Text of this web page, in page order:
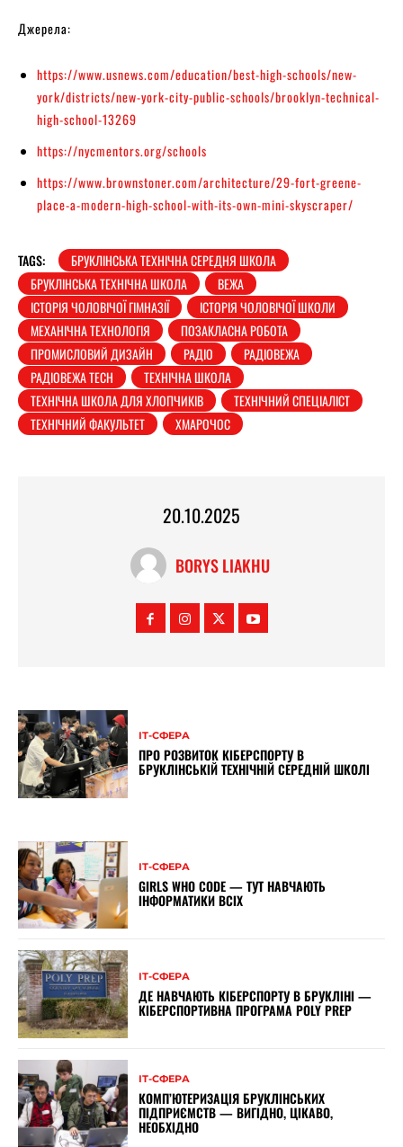
Джерела:
https://www.usnews.com/education/best-high-schools/new-
york/districts/new-york-city-public-schools/brooklyn-technical-
high-school-13269
https://nycmentors.org/schools
https://www.brownstoner.com/architecture/29-fort-greene-
place-a-modern-high-school-with-its-own-mini-skyscraper/
TAGS:
БРУКЛІНСЬКА ТЕХНІЧНА СЕРЕДНЯ ШКОЛА
БРУКЛІНСЬКА ТЕХНІЧНА ШКОЛА
ВЕЖА
ІСТОРІЯ ЧОЛОВІЧОЇ ГІМНАЗІЇ
ІСТОРІЯ ЧОЛОВІЧОЇ ШКОЛИ
МЕХАНІЧНА ТЕХНОЛОГІЯ
ПОЗАКЛАСНА РОБОТА
ПРОМИСЛОВИЙ ДИЗАЙН
РАДІО
РАДІОВЕЖА
РАДІОВЕЖА TECH
ТЕХНІЧНА ШКОЛА
ТЕХНІЧНА ШКОЛА ДЛЯ ХЛОПЧИКІВ
ТЕХНІЧНИЙ СПЕЦІАЛІСТ
ТЕХНІЧНИЙ ФАКУЛЬТЕТ
ХМАРОЧОС
20.10.2025
BORYS LIAKHU
ІТ-СФЕРА
ПРО РОЗВИТОК КІБЕРСПОРТУ В
БРУКЛІНСЬКІЙ ТЕХНІЧНІЙ СЕРЕДНІЙ ШКОЛІ
ІТ-СФЕРА
GIRLS WHO CODE — ТУТ НАВЧАЮТЬ
ІНФОРМАТИКИ ВСІХ
ІТ-СФЕРА
ДЕ НАВЧАЮТЬ КІБЕРСПОРТУ В БРУКЛІНІ —
КІБЕРСПОРТИВНА ПРОГРАМА POLY PREP
ІТ-СФЕРА
КОМП’ЮТЕРИЗАЦІЯ БРУКЛІНСЬКИХ
ПІДПРИЄМСТВ — ВИГІДНО, ЦІКАВО,
НЕОБХІДНО